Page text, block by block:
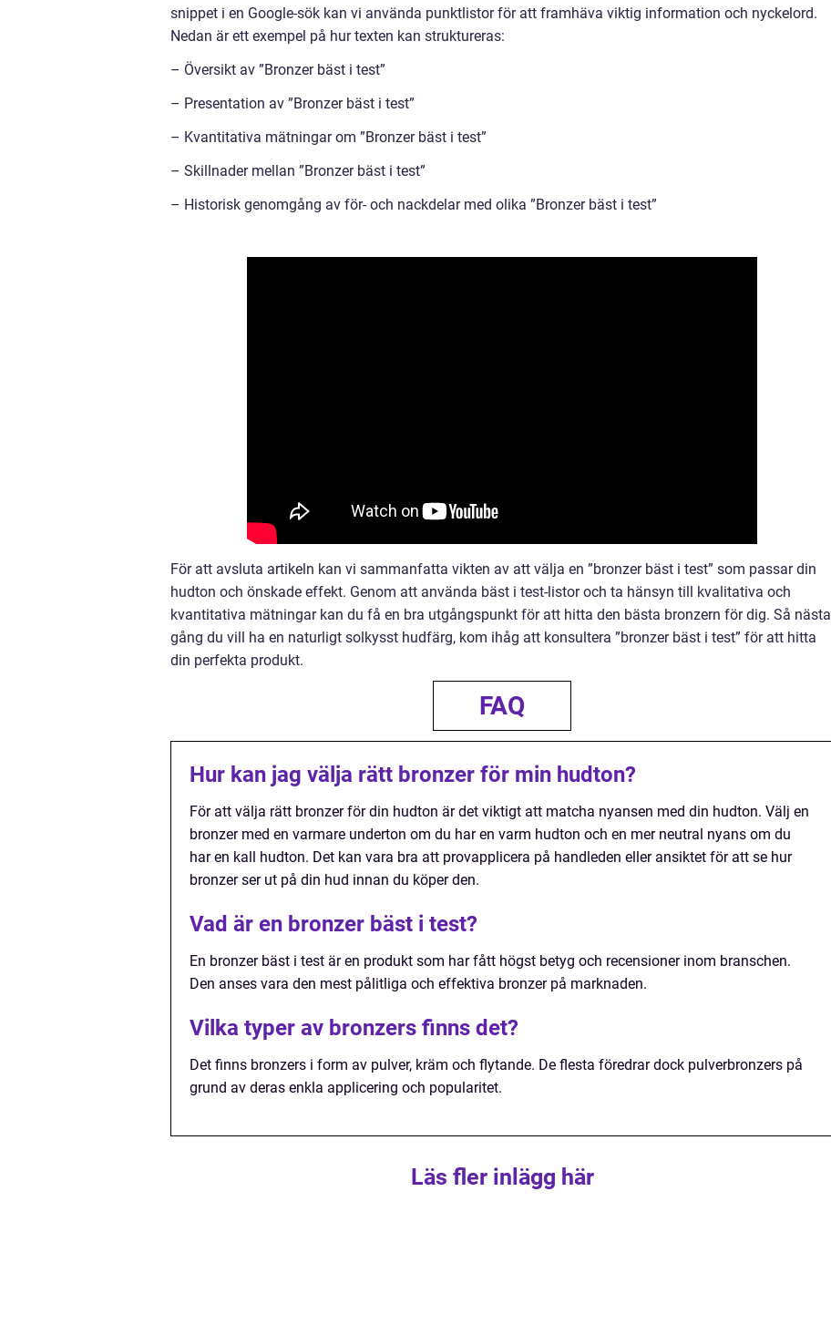
snippet i en Google-sök kan vi använda punktlistor för att framhäva viktig information och nyckelord.
Nedan är ett exempel på hur texten kan struktureras:
– Översikt av ”Bronzer bäst i test”
– Presentation av ”Bronzer bäst i test”
– Kvantitativa mätningar om ”Bronzer bäst i test”
– Skillnader mellan ”Bronzer bäst i test”
– Historisk genomgång av för- och nackdelar med olika ”Bronzer bäst i test”
För att avsluta artikeln kan vi sammanfatta vikten av att välja en ”bronzer bäst i test” som passar din
hudton och önskade effekt. Genom att använda bäst i test-listor och ta hänsyn till kvalitativa och
kvantitativa mätningar kan du få en bra utgångspunkt för att hitta den bästa bronzern för dig. Så nästa
gång du vill ha en naturligt solkysst hudfärg, kom ihåg att konsultera ”bronzer bäst i test” för att hitta
din perfekta produkt.
FAQ
Hur kan jag välja rätt bronzer för min hudton?
För att välja rätt bronzer för din hudton är det viktigt att matcha nyansen med din hudton. Välj en
bronzer med en varmare underton om du har en varm hudton och en mer neutral nyans om du
har en kall hudton. Det kan vara bra att provapplicera på handleden eller ansiktet för att se hur
bronzer ser ut på din hud innan du köper den.
Vad är en bronzer bäst i test?
En bronzer bäst i test är en produkt som har fått högst betyg och recensioner inom branschen.
Den anses vara den mest pålitliga och effektiva bronzer på marknaden.
Vilka typer av bronzers finns det?
Det finns bronzers i form av pulver, kräm och flytande. De flesta föredrar dock pulverbronzers på
grund av deras enkla applicering och popularitet.
Läs fler inlägg här